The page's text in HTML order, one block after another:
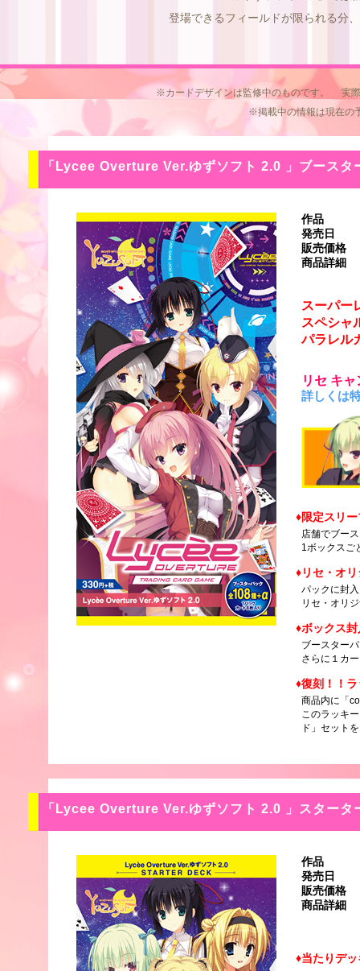
登場できるフィールドが限られる分
※カードデザインは監修中のものです。 実際
※掲載中の情報は現在の
「Lycee Overture Ver.ゆずソフト 2.0 」ブースタ
作品
発売日
販売価格
商品詳細
スーパー
スペシャ
パラレル
リセ キ
詳しくは
限定スリ
店舗でブー
1ボックスご
リセ・オ
パックに封
リセ・オリ
ボックス
ブースター
さらに１カ
復刻！！
商品内に「
このラッキ
ド」セット
「Lycee Overture Ver.ゆずソフト 2.0 」スタータ
作品
発売日
販売価格
商品詳細
当たりデ